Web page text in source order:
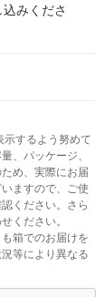
みくださ
示するよう努めて
、パッケージ、
め、実際にお届
ますので、ご使
ください。さら
ください。
箱でのお届けを
等により異なる